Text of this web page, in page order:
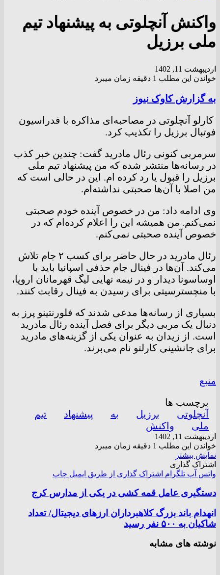
واکنش آنچلوتی به پیشنهاد تیم
ملی برزیل
اردیبهشت 11, 1402
خواندن این مطلب 1 دقیقه زمان میبرد
به گزارش کاوک نیوز
کارلو آنچلوتی در مصاحبه‌ای مذاکره با فدراسیون
فوتبال برزیل را تکذیب کرد.
سرمربی کنونی رئال مادرید گفت: چندین خبر کذب
در رسانه‌ها منتشر شده که من پیشنهاد تیم ملی
برزیل را قبول یا رد کرده ام. این در حالی است که
من اصلا با آن‌ها صحبتی نداشته‌ام.
وی ادامه داد: من در خصوص آینده خودم صحبتی
نمی‌کنم. من همیشه این را اعلام کرده‌ام که در
خصوص آینده صحبتی نمی‌کنم.
رئال مادرید در حال حاضر برای کسب ۲ جام تلاش
می‌کند. آن‌ها در فینال جام حذفی اسپانیا باید با
اوساسونا دیدار و در نیمه نهایی لیگ قهرمانان اروپا،
با منچسترسیتی برای رسیدن به فینال رقابت کنند.
بسیاری از رسانه‌ها مدعی شدند که فلورنتینو پرز به
دنبال یک مربی دیگر برای فصل آینده رئال مادرید
است. از زیدان به عنوان یکی از گزینه‌های مادرید
برای جانشینی کارلتو نام می‌برند.
منبع
برچسب ها
آنچلوتی
برزیل به پیشنهاد
تیم
ملی
واکنش
اردیبهشت 11, 1402
خواندن این مطلب 1 دقیقه زمان میبرد
نمایش بیشتر
اشتراک گذاری
واتس آپ تلگرام اشتراک گذاری از طریق ایمیل چاپ
دستگیری عامل قمه کشی در یکی از مدارس کرج
انهدام باند بزرگ کلاهبرداران ارز‌های دیجیتال/ تعداد
شاکیان به ۵۰۰ نفر رسید
نوشته های مشابه